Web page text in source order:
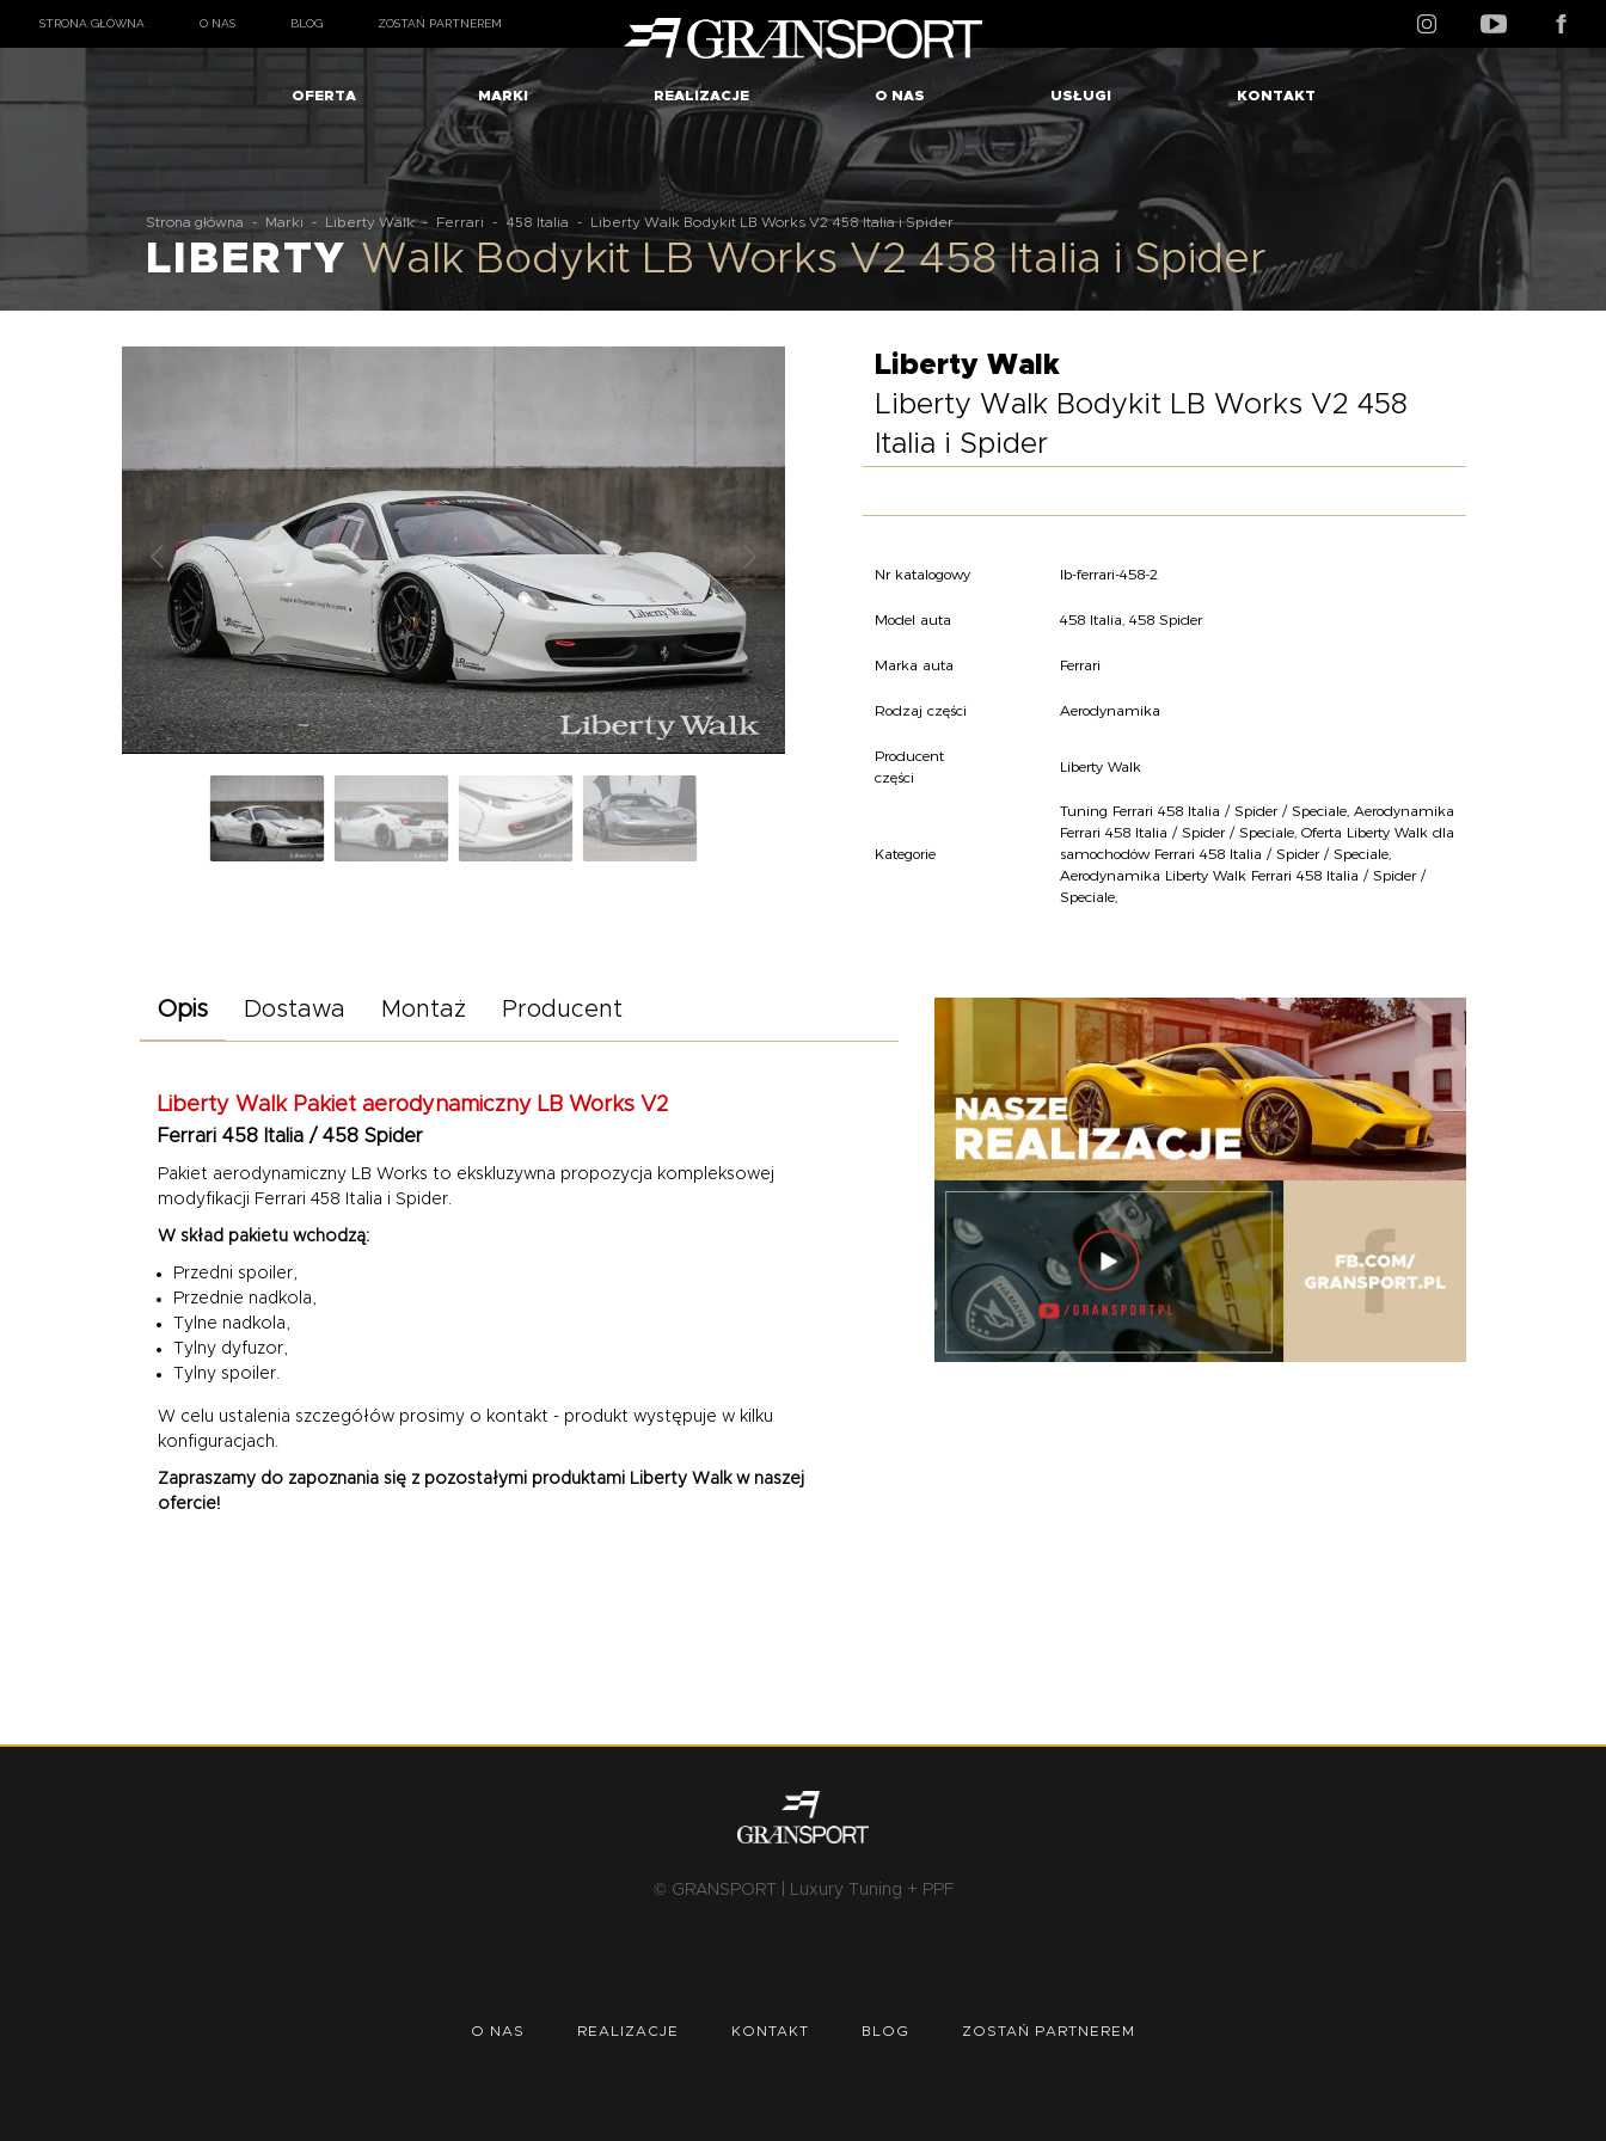
STRONA GŁÓWNA O NAS BLOG ZOSTAŃ PARTNEREM
OFERTA MARKI REALIZACJE O NAS USŁUGI KONTAKT
Strona główna - Marki - Liberty Walk - Ferrari - 458 Italia - Liberty Walk Bodykit LB Works V2 458 Italia i Spider
LIBERTY Walk Bodykit LB Works V2 458 Italia i Spider
Liberty Walk
Liberty Walk Bodykit LB Works V2 458
Italia i Spider
Nr katalogowy lb-ferrari-458-2
Model auta 458 Italia, 458 Spider
Marka auta Ferrari
Rodzaj części Aerodynamika
Producent
części
Liberty Walk
Kategorie
Tuning Ferrari 458 Italia / Spider / Speciale, Aerodynamika
Ferrari 458 Italia / Spider / Speciale, Oferta Liberty Walk dla
samochodów Ferrari 458 Italia / Spider / Speciale,
Aerodynamika Liberty Walk Ferrari 458 Italia / Spider /
Speciale,
Opis Dostawa Montaż Producent
Liberty Walk Pakiet aerodynamiczny LB Works V2
Ferrari 458 Italia / 458 Spider
Pakiet aerodynamiczny LB Works to ekskluzywna propozycja kompleksowej
modyfikacji Ferrari 458 Italia i Spider.
W skład pakietu wchodzą:
Przedni spoiler,
Przednie nadkola,
Tylne nadkola,
Tylny dyfuzor,
Tylny spoiler.
W celu ustalenia szczegółów prosimy o kontakt - produkt występuje w kilku
konfiguracjach.
Zapraszamy do zapoznania się z pozostałymi produktami Liberty Walk w naszej
ofercie!
© GRANSPORT | Luxury Tuning + PPF
O NAS REALIZACJE KONTAKT BLOG ZOSTAŃ PARTNEREM